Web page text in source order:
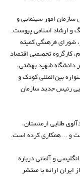
الملل سازمان امور سینمایی و
و ارشاد اسلامی پیوست.
شورای فرهنگی کمیته
کارگروه تخصصی اقتصاد
دانشگاه شهید بهشتی،
بین‌المللی کودک و
رئیس جدید سازمان
طلایی ارمنستان،
و آلمانی درباره
ایران ارائه یا منتشر